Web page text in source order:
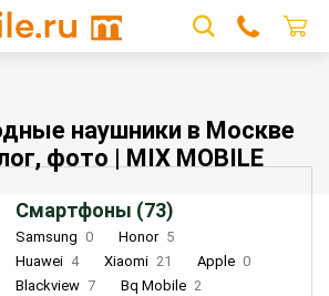
наушники в Москве
фото | MIX MOBILE
Смартфоны (73)
Samsung 0 Honor 5
Huawei 4 Xiaomi 21 Apple 0
Blackview 7 Bq Mobile 2